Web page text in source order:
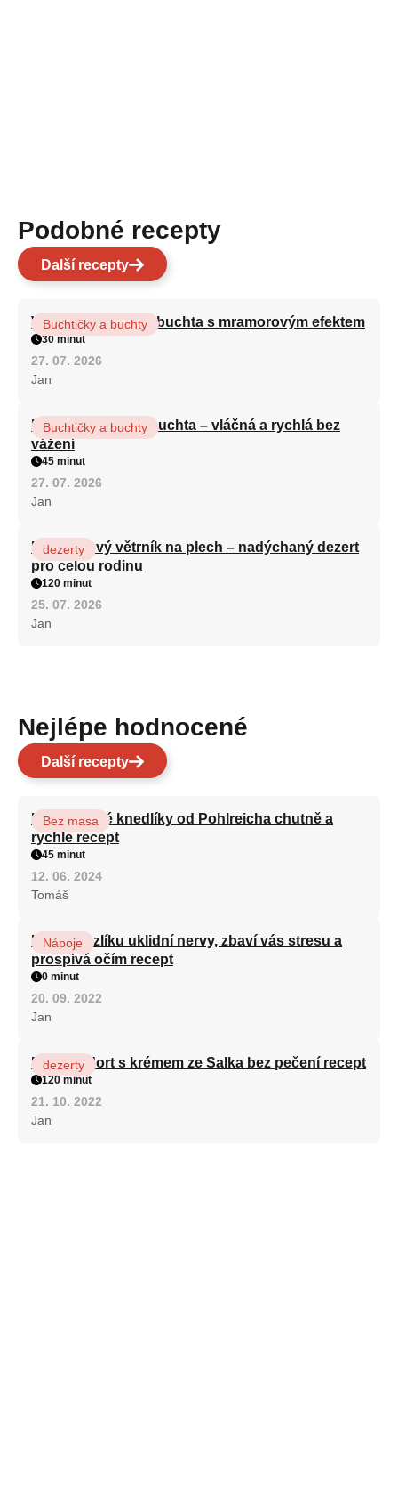
Podobné recepty
Další recepty
Vláčná olejová litá buchta s mramorovým efektem
Buchtičky a buchty
30 minut
27. 07. 2026
Jan
Hrnková maková buchta – vláčná a rychlá bez
vážení
Buchtičky a buchty
45 minut
27. 07. 2026
Jan
Karamelový větrník na plech – nadýchaný dezert
pro celou rodinu
dezerty
120 minut
25. 07. 2026
Jan
Nejlépe hodnocené
Další recepty
Karlovarské knedlíky od Pohlreicha chutně a
rychle recept
Bez masa
45 minut
12. 06. 2024
Tomáš
Kořen kozlíku uklidní nervy, zbaví vás stresu a
prospívá očím recept
Nápoje
0 minut
20. 09. 2022
Jan
Patrový dort s krémem ze Salka bez pečení recept
dezerty
120 minut
21. 10. 2022
Jan